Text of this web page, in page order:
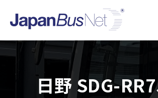
日野 SDG-